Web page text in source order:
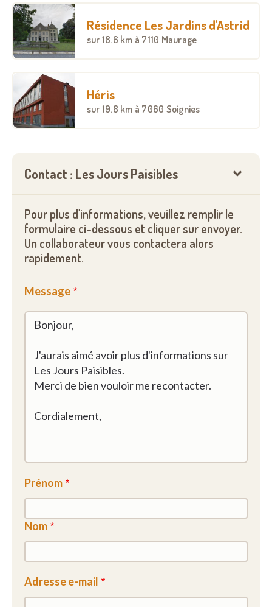
Résidence Les Jardins d'Astrid
sur 18.6 km à 7110 Maurage
Héris
sur 19.8 km à 7060 Soignies
Contact : Les Jours Paisibles
Pour plus d'informations, veuillez remplir le
formulaire ci-dessous et cliquer sur envoyer.
Un collaborateur vous contactera alors
rapidement.
Message
Prénom
Nom
Adresse e-mail